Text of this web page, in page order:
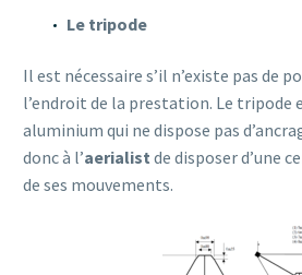
Le tripode
Il est nécessaire s’il n’existe pas de
l’endroit de la prestation. Le tripode
aluminium qui ne dispose pas
donc à l’aerialist de disposer d’une
de ses mouvements.